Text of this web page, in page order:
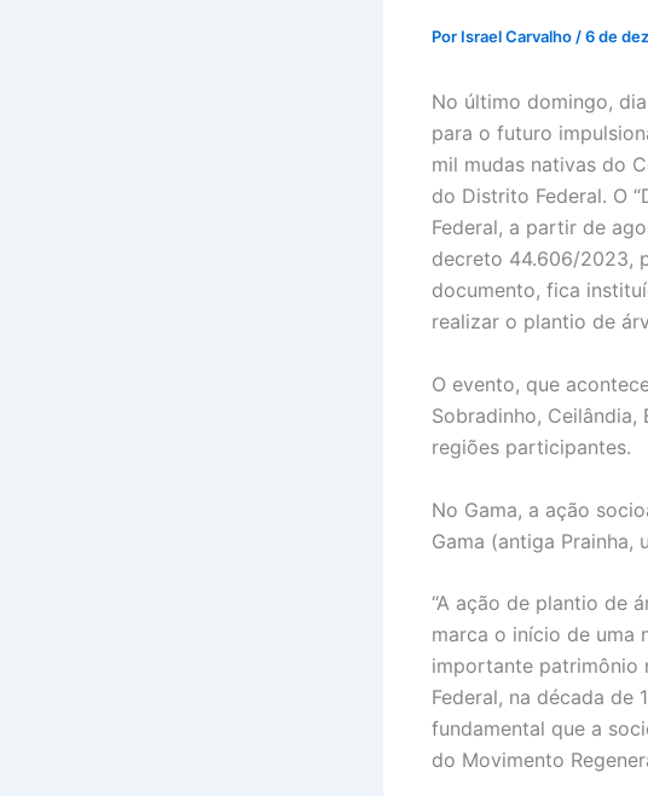
Por Israel Carvalho/6 de
No último domingo,
para o futuro
mil mudas nativas do
do Distrito Federal. O
Federal, a partir de
decreto 44.606/2023,
documento, fica
realizar o plantio de
O evento, que
Sobradinho,
regiões participantes.
No Gama, a ação
Gama (antiga Prainha,
“A ação de plantio de
marca o início de uma
importante patrimônio
Federal, na década de
fundamental que a
do Movimento